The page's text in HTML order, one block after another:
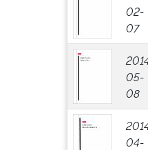
02-
07
05-
08
04-